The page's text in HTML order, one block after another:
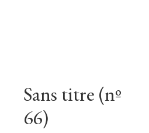
Sans titre (nº
66)